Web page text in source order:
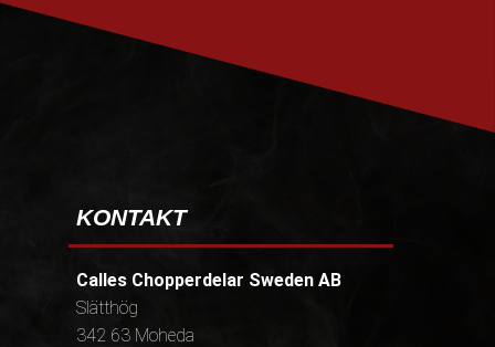
KONTAKT
Calles Chopperdelar Sweden AB
Slätthög
342 63 Moheda